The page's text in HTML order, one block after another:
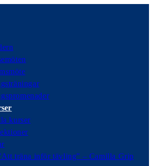
kurser
träna inför tävling” – Camilla Grip